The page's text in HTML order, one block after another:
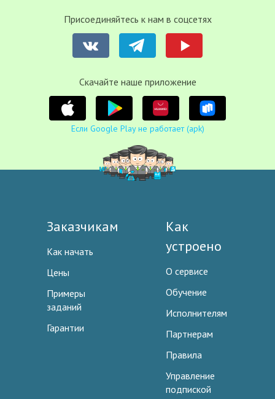
Присоединяйтесь к нам в соцсетях
Cкачайте наше приложение
Если Google Play не работает (apk)
Заказчикам
Как начать
Цены
Примеры
заданий
Гарантии
Как
устроено
О сервисе
Обучение
Исполнителям
Партнерам
Правила
Управление
подпиской